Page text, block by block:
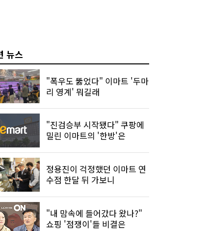
뉴스
"폭우도 뚫었다" 이마트 '두마
리 영계' 뭐길래
"진검승부 시작됐다" 쿠팡에
밀린 이마트의 '한방'은
정용진이 걱정했던 이마트 연
수점 한달 뒤 가보니
"내 맘속에 들어갔다 왔나?"
쇼핑 '점쟁이'들 비결은